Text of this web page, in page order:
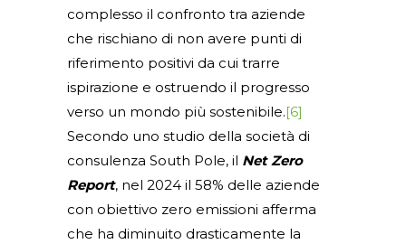
complesso il confronto tra aziende
che rischiano di non avere punti di
riferimento positivi da cui trarre
ispirazione e ostruendo il progresso
verso un mondo più sostenibile.[6]
Secondo uno studio della società di
consulenza South Pole, il Net Zero
Report, nel 2024 il 58% delle aziende
con obiettivo zero emissioni afferma
che ha diminuito drasticamente la